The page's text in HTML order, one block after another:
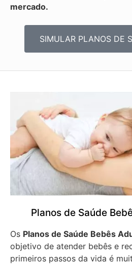
mercado.
SIMULAR PLANOS DE
Planos de Saúde
Os Planos de Saúde Bebês
objetivo de atender bebês e
primeiros passos da vida é